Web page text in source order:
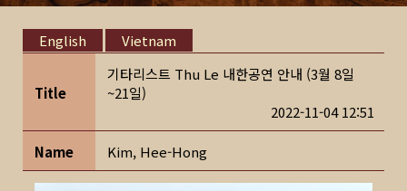
English Vietnam
Title
기타리스트 Thu Le 내한공연 안내 (3월 8일
~21일)
2022-11-04 12:51
Name Kim, Hee-Hong